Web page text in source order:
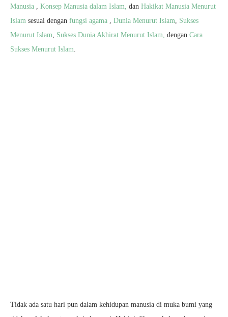
Manusia , Konsep Manusia dalam Islam, dan Hakikat Manusia Menurut
Islam sesuai dengan fungsi agama , Dunia Menurut Islam, Sukses
Menurut Islam, Sukses Dunia Akhirat Menurut Islam, dengan Cara
Sukses Menurut Islam.
Tidak ada satu hari pun dalam kehidupan manusia di muka bumi yang